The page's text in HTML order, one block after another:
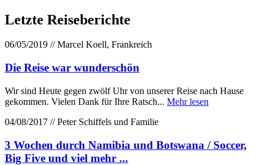
Letzte Reiseberichte
06/05/2019 // Marcel Koell, Frankreich
Die Reise war wunderschön
Wir sind Heute gegen zwölf Uhr von unserer Reise nach Hause
gekommen. Vielen Dank für Ihre Ratsch... Mehr lesen
04/08/2017 // Peter Schiffels und Familie
3 Wochen durch Namibia und Botswana / Soccer,
Big Five und viel mehr ...